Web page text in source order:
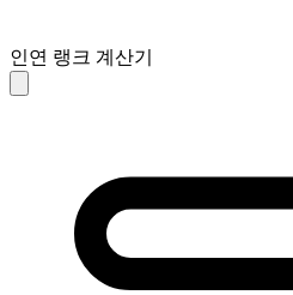
인연 랭크 계산기